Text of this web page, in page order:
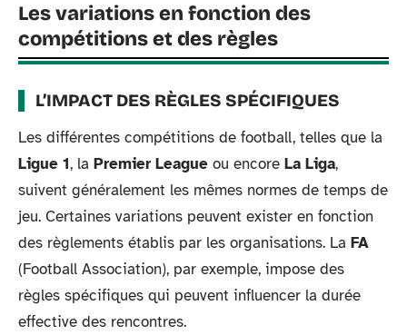
Les variations en fonction des
compétitions et des règles
L’IMPACT DES RÈGLES SPÉCIFIQUES
Les différentes compétitions de football, telles que la
Ligue 1, la Premier League ou encore La Liga,
suivent généralement les mêmes normes de temps de
jeu. Certaines variations peuvent exister en fonction
des règlements établis par les organisations. La FA
(Football Association), par exemple, impose des
règles spécifiques qui peuvent influencer la durée
effective des rencontres.